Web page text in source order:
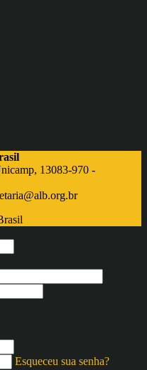
13083-970 -
Esqueceu sua senha?